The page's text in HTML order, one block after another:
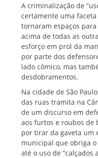
A criminalização de
certamente uma
tornaram espaços
acima de todas as
esforço em prol da
por parte dos
lado cômico, mas
desdobramentos.
Na cidade de São
das ruas tramita na
de um discurso em
aos furtos e roubos de
por tirar da gaveta um
municipal que obriga
até o uso de “calçados